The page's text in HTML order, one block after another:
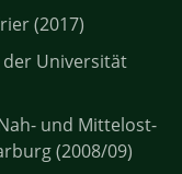
(2017)
der Universität
und Mittelost-
(2008/09)